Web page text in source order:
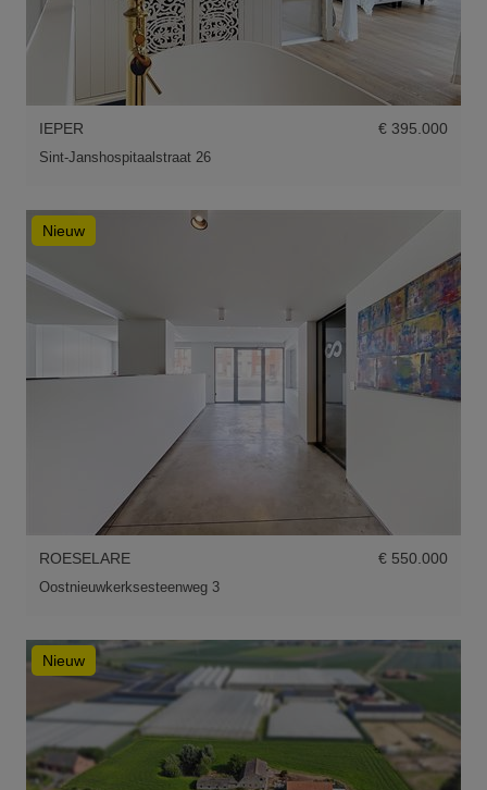
IEPER € 395.000
Sint-Janshospitaalstraat 26
Nieuw
ROESELARE € 550.000
Oostnieuwkerksesteenweg 3
Nieuw